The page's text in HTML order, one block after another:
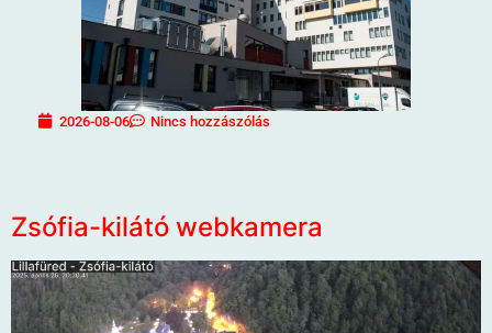
2026-08-06 Nincs hozzászólás
Zsófia-kilátó webkamera